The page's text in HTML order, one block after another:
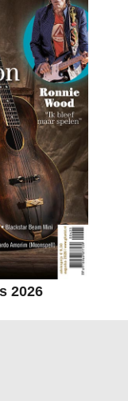
2026